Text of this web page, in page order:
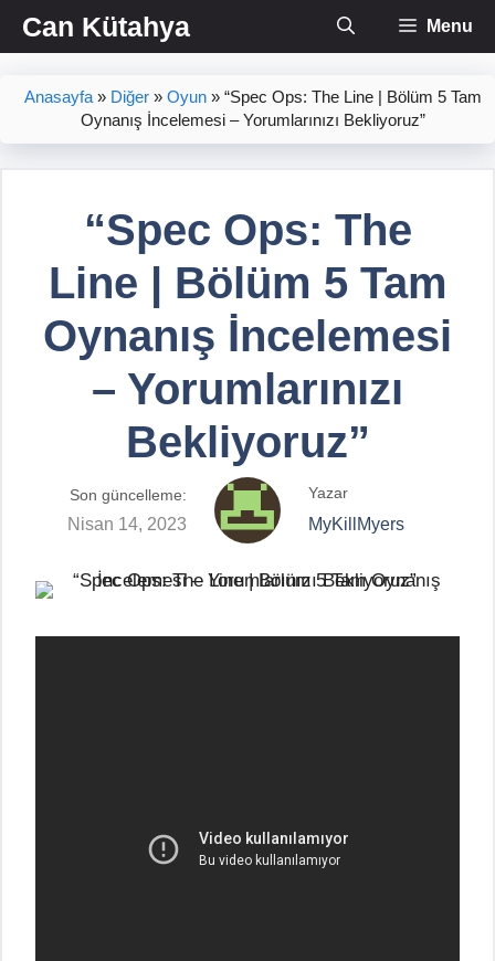
İçeriğe
atlaCan Kütahya Menu
Anasayfa » Diğer » Oyun » “Spec Ops: The Line | Bölüm 5 Tam
Oynanış İncelemesi – Yorumlarınızı Bekliyoruz”
“Spec Ops: The
Line | Bölüm 5 Tam
Oynanış İncelemesi
– Yorumlarınızı
Bekliyoruz”
Son güncelleme:
Nisan 14, 2023
Yazar
MyKillMyers